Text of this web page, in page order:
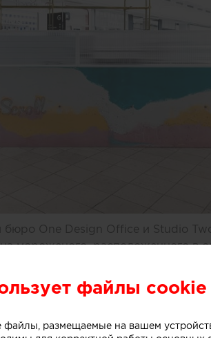
One Design Office и Studio
мороженого, расположенного в
образ емкости с несколькими
файлы cookie
файлы, размещаемые на вашем